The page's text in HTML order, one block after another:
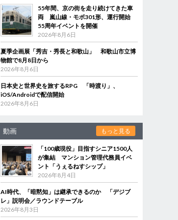
55年間、京の街を走り続けてきた車
両 嵐山線・モボ301形、運行開始
55周年イベントを開催
2026年8月6日
夏季企画展「秀吉・秀長と和歌山」 和歌山市立博
物館で8月8日から
2026年8月6日
日本史と世界史を旅するRPG 「時渡り」、
iOS/Androidで配信開始
2026年8月6日
動画 もっと見る
「100歳現役」目指すシニア1500人
が集結 マンション管理代務員イベ
ント「うぇるねすシップ」
2026年8月4日
AI時代、「暗黙知」は継承できるのか 「デジブ
レ」説明会／ラウンドテーブル
2026年8月3日